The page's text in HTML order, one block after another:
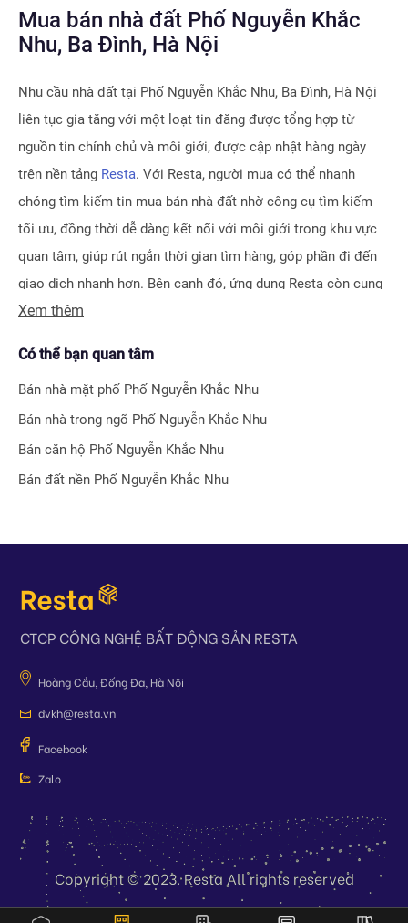
Mua bán nhà đất Phố Nguyễn Khắc
Nhu, Ba Đình, Hà Nội
Nhu cầu nhà đất tại Phố Nguyễn Khắc Nhu, Ba Đình, Hà Nội
liên tục gia tăng với một loạt tin đăng được tổng hợp từ
nguồn tin chính chủ và môi giới, được cập nhật hàng ngày
trên nền tảng Resta. Với Resta, người mua có thể nhanh
chóng tìm kiếm tin mua bán nhà đất nhờ công cụ tìm kiếm
tối ưu, đồng thời dễ dàng kết nối với môi giới trong khu vực
quan tâm, giúp rút ngắn thời gian tìm hàng, góp phần đi đến
giao dịch nhanh hơn. Bên cạnh đó, ứng dụng Resta còn cung
cấp công cụ Đăng tin vô cùng tiện ích, giúp người bán hay
tính điểm thông minh.
phát triển nhiều công cụ hỗ trợ tối ưu cho các nhà đầu tư bất
động sản chuyên nghiệp nhưTra cứu quy hoạch toàn quốc
miễn phí, Bộ lọc địa phương 360hay
tin rằngRestasẽ trở thành trợ thủ đắc lực cho nhà đầu tư
Xem thêm
Có thể bạn quan tâm
Bán nhà mặt phố Phố Nguyễn Khắc Nhu
Bán nhà trong ngõ Phố Nguyễn Khắc Nhu
Bán căn hộ Phố Nguyễn Khắc Nhu
Bán đất nền Phố Nguyễn Khắc Nhu
CTCP CÔNG NGHỆ BẤT ĐỘNG SẢN RESTA
Hoàng Cầu, Đống Đa, Hà Nội
dvkh@resta.vn
Facebook
Zalo
Copyright © 2023. Resta All rights reserved